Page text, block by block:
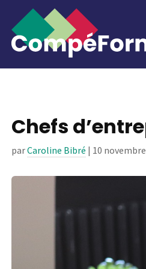
Chefs
parCaroline Bibré | 10